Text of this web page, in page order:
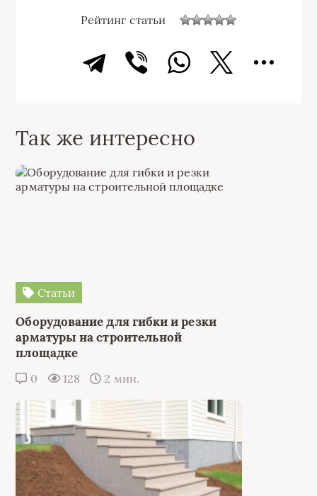
Рейтинг статьи
Так же интересно
Статьи
Оборудование для гибки и резки
арматуры на строительной
площадке
0 128 2 мин.